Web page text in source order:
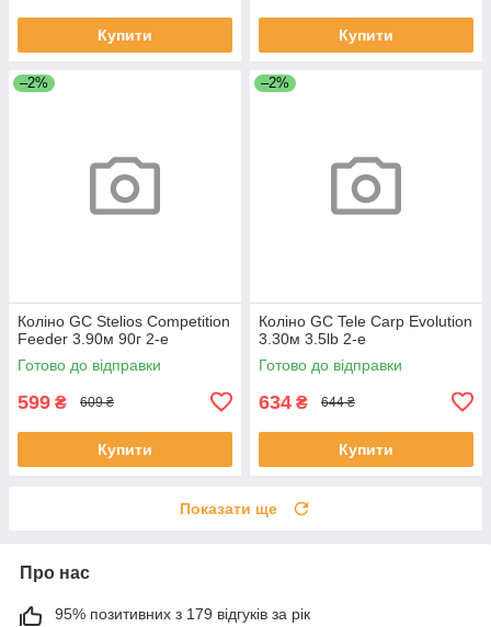
Купити Купити
–2%
Коліно GC Stelios Competition
Feeder 3.90м 90г 2-е
Готово до відправки
599 ₴ 609 ₴
Купити
–2%
Коліно GC Tele Carp Evolution
3.30м 3.5lb 2-е
Готово до відправки
634 ₴ 644 ₴
Купити
Показати ще
Про нас
95% позитивних з 179 відгуків за рік